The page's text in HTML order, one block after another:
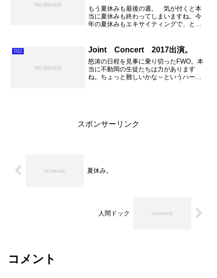
もう夏休みも最後の週。 気が付くと本
当に夏休みも終わってしまいますね。今
年の夏休みもエキサイティングで、とっ
を何度も行ったり来たりしたのも今とな
っては・・・。決していい...
日記 Joint Concert 2017出演。
怒涛の日程を見事に乗り切ったFWO。本
当に不動岡の生徒たちは力があります
ね。ちょっと難しいかな～というハード
スポンサーリンク
夏休み。
人間ドック
コメント